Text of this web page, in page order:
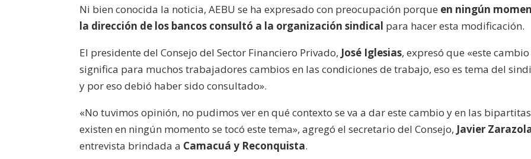
el
volumen.
Ni bien conocida la noticia, AEBU se ha expresado con preocupación porque en ningún
la dirección de los bancos consultó a la organización sindical para hacer esta modificación.
El presidente del Consejo del Sector Financiero Privado, José Iglesias, expresó que «este cambio
significa para muchos trabajadores cambios en las condiciones de trabajo, eso es tema del
y por eso debió haber sido consultado».
«No tuvimos opinión, no pudimos ver en qué contexto se va a dar este cambio y en las
existen en ningún momento se tocó este tema», agregó el secretario del Consejo, Javier
entrevista brindada a Camacuá y Reconquista.